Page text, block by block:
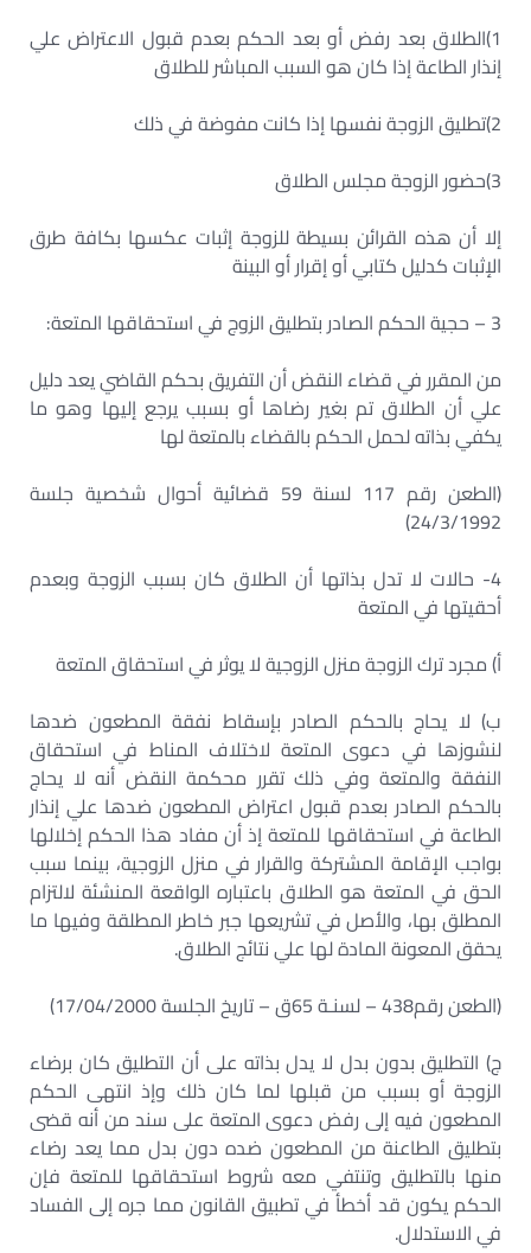
1)الطلاق بعد رفض أو بعد الحكم بعدم قبول الاعتراض علي
إنذار الطاعة إذا كان هو السبب المباشر للطلاق
2)تطليق الزوجة نفسها إذا كانت مفوضة في ذلك
3)حضور الزوجة مجلس الطلاق
إلا أن هذه القرائن بسيطة للزوجة إثبات عكسها بكافة طرق
الإثبات كدليل كتابي أو إقرار أو البينة
3 – حجية الحكم الصادر بتطليق الزوج في استحقاقها المتعة:
من المقرر في قضاء النقض أن التفريق بحكم القاضي يعد دليل
علي أن الطلاق تم بغير رضاها أو بسبب يرجع إليها وهو ما
يكفي بذاته لحمل الحكم بالقضاء بالمتعة لها
(الطعن رقم 117 لسنة 59 قضائية أحوال شخصية جلسة
24/3/1992)
4- حالات لا تدل بذاتها أن الطلاق كان بسبب الزوجة وبعدم
أحقيتها في المتعة
أ) مجرد ترك الزوجة منزل الزوجية لا يوثر في استحقاق المتعة
ب) لا يحاج بالحكم الصادر بإسقاط نفقة المطعون ضدها
لنشوزها في دعوى المتعة لاختلاف المناط في استحقاق
النفقة والمتعة وفي ذلك تقرر محكمة النقض أنه لا يحاج
بالحكم الصادر بعدم قبول اعتراض المطعون ضدها علي إنذار
الطاعة في استحقاقها للمتعة إذ أن مفاد هذا الحكم إخلالها
بواجب الإقامة المشتركة والقرار في منزل الزوجية، بينما سبب
الحق في المتعة هو الطلاق باعتباره الواقعة المنشئة لالتزام
المطلق بها، والأصل في تشريعها جبر خاطر المطلقة وفيها ما
يحقق المعونة المادة لها علي نتائج الطلاق.
(الطعن رقم438 – لسنـة 65ق – تاريخ الجلسة 17/04/2000)
ج) التطليق بدون بدل لا يدل بذاته على أن التطليق كان برضاء
الزوجة أو بسبب من قبلها لما كان ذلك وإذ انتهى الحكم
المطعون فيه إلى رفض دعوى المتعة على سند من أنه قضى
بتطليق الطاعنة من المطعون ضده دون بدل مما يعد رضاء
منها بالتطليق وتنتفي معه شروط استحقاقها للمتعة فإن
الحكم يكون قد أخطأ في تطبيق القانون مما جره إلى الفساد
في الاستدلال.